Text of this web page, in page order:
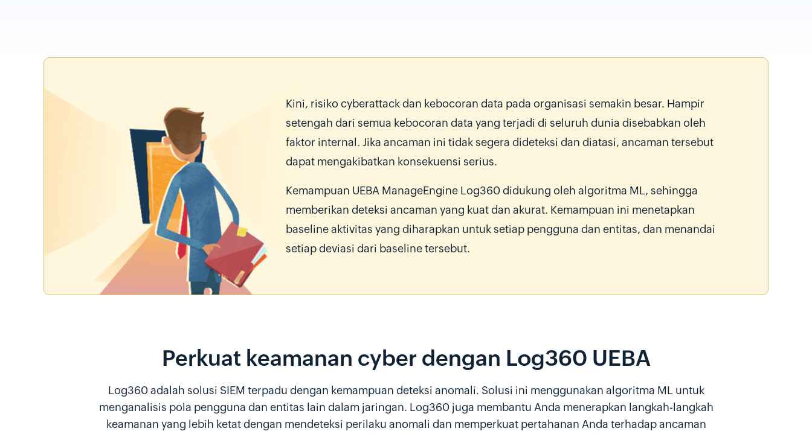
Kini, risiko cyberattack dan kebocoran data pada organisasi semakin besar. Hampir
setengah dari semua kebocoran data yang terjadi di seluruh dunia disebabkan oleh
faktor internal. Jika ancaman ini tidak segera dideteksi dan diatasi, ancaman tersebut
dapat mengakibatkan konsekuensi serius.
Kemampuan UEBA ManageEngine Log360 didukung oleh algoritma ML, sehingga
memberikan deteksi ancaman yang kuat dan akurat. Kemampuan ini menetapkan
baseline aktivitas yang diharapkan untuk setiap pengguna dan entitas, dan menandai
setiap deviasi dari baseline tersebut.
Perkuat keamanan cyber dengan Log360 UEBA
Log360 adalah solusi SIEM terpadu dengan kemampuan deteksi anomali. Solusi ini menggunakan algoritma ML untuk
menganalisis pola pengguna dan entitas lain dalam jaringan. Log360 juga membantu Anda menerapkan langkah-langkah
keamanan yang lebih ketat dengan mendeteksi perilaku anomali dan memperkuat pertahanan Anda terhadap ancaman